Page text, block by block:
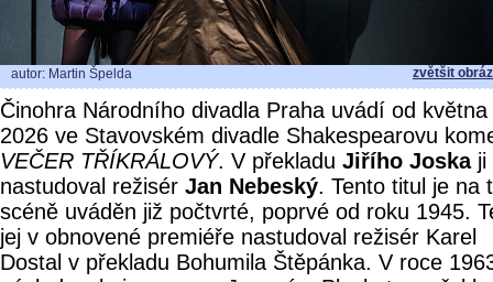
autor: Martin Špelda zvětšit
Činohra Národního divadla Praha uvádí od května
2026 ve Stavovském divadle Shakespearovu
VEČER TŘÍKRÁLOVÝ. V překladu Jiřího Joskaji
nastudoval režisér Jan Nebeský. Tento titul je na
scéně uváděn již počtvrté, poprvé od roku 1945.
jej v obnovené premiéře nastudoval režisér Karel
Dostal v překladu Bohumila Štěpánka. V roce